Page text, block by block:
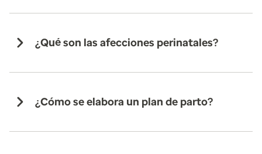
¿Qué son las afecciones perinatales?
¿Cómo se elabora un plan de parto?